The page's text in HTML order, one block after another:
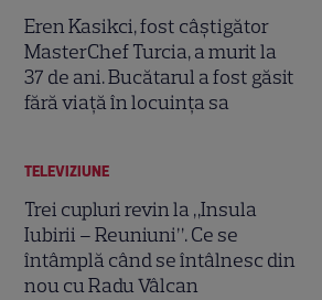
Eren Kasikci, fost câștigător
MasterChef Turcia, a murit la
37 de ani. Bucătarul a fost găsit
fără viață în locuința sa
TELEVIZIUNE
Trei cupluri revin la „Insula
Iubirii – Reuniuni”. Ce se
întâmplă când se întâlnesc din
nou cu Radu Vâlcan